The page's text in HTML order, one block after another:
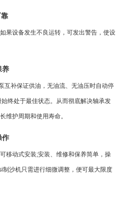
设备发生不良运转，可发出警告，使设
补保证供油，无油流、无油压时自动停
终处于最佳状态。从而彻底解决轴承发
维护周期和使用寿命。
动式安装;安装、维修和保养简单，操
制沙机只需进行细微调整，便可最大限度